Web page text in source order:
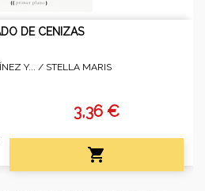
DE CENIZAS
Y... / STELLA MARIS
3,36 €
